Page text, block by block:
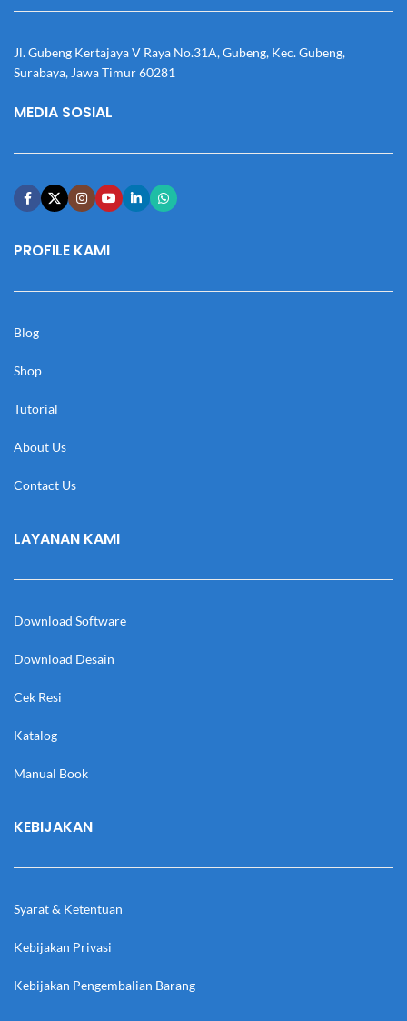
Jl. Gubeng Kertajaya V Raya No.31A, Gubeng, Kec. Gubeng,
Surabaya, Jawa Timur 60281
MEDIA SOSIAL
PROFILE KAMI
Blog
Shop
Tutorial
About Us
Contact Us
LAYANAN KAMI
Download Software
Download Desain
Cek Resi
Katalog
Manual Book
KEBIJAKAN
Syarat & Ketentuan
Kebijakan Privasi
Kebijakan Pengembalian Barang